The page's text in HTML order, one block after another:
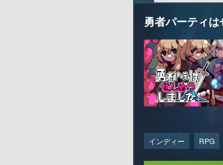
勇者パーティは
インディー RPG